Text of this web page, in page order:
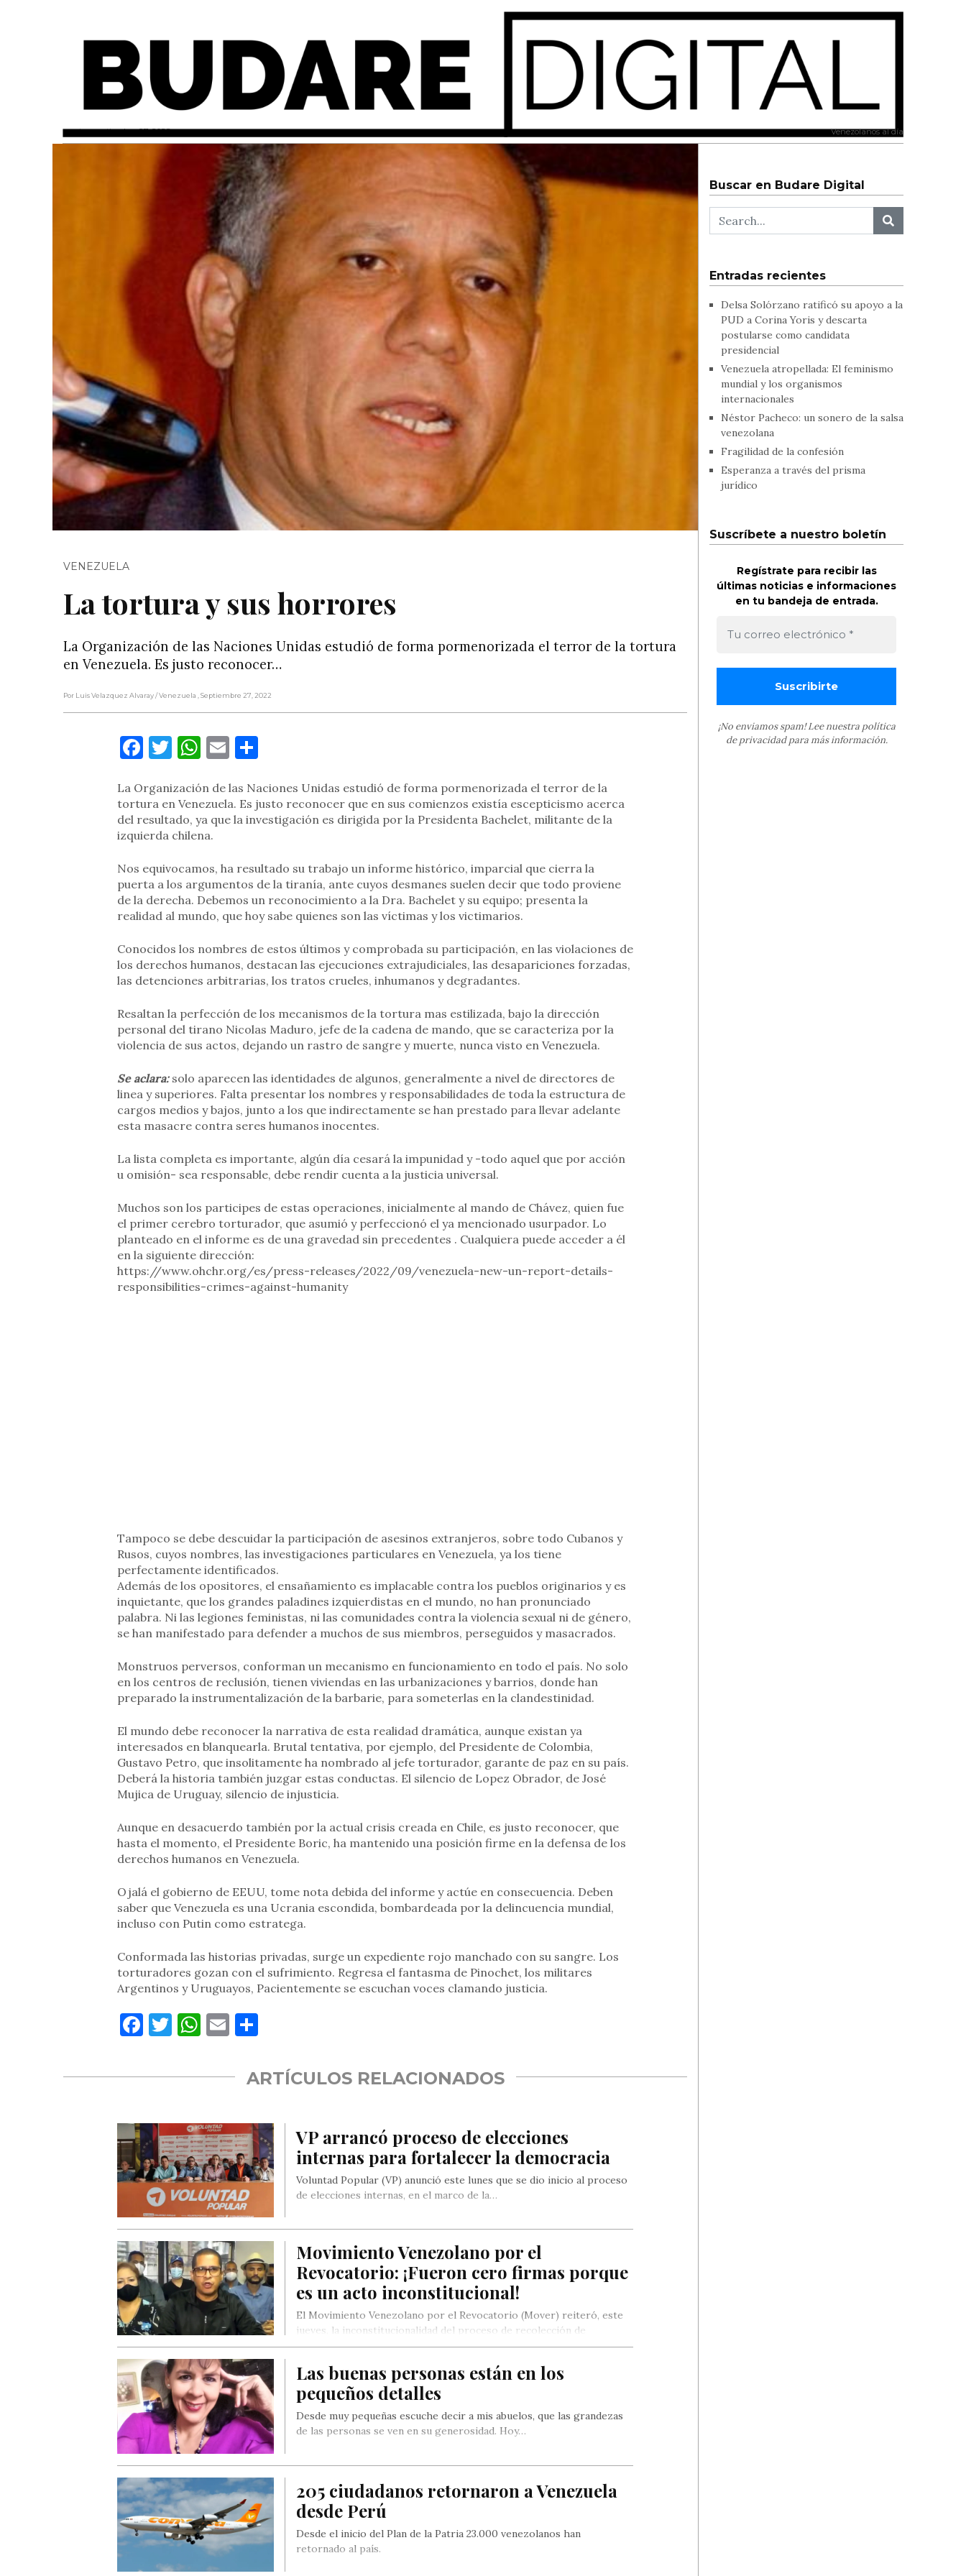
martes, septiembre 27, 2022 Venezolanos al día
VENEZUELA
La tortura y sus horrores
La Organización de las Naciones Unidas estudió de forma pormenorizada el terror de la tortura
en Venezuela. Es justo reconocer…
Por Luis Velazquez Alvaray/ Venezuela , Septiembre 27, 2022
Facebook
Twitter
WhatsApp
EmailCompartir
La Organización de las Naciones Unidas estudió de forma pormenorizada el terror de la
tortura en Venezuela. Es justo reconocer que en sus comienzos existía escepticismo acerca
del resultado, ya que la investigación es dirigida por la Presidenta Bachelet, militante de la
izquierda chilena.
Nos equivocamos, ha resultado su trabajo un informe histórico, imparcial que cierra la
puerta a los argumentos de la tiranía, ante cuyos desmanes suelen decir que todo proviene
de la derecha. Debemos un reconocimiento a la Dra. Bachelet y su equipo; presenta la
realidad al mundo, que hoy sabe quienes son las víctimas y los victimarios.
Conocidos los nombres de estos últimos y comprobada su participación, en las violaciones de
los derechos humanos, destacan las ejecuciones extrajudiciales, las desapariciones forzadas,
las detenciones arbitrarias, los tratos crueles, inhumanos y degradantes.
Resaltan la perfección de los mecanismos de la tortura mas estilizada, bajo la dirección
personal del tirano Nicolas Maduro, jefe de la cadena de mando, que se caracteriza por la
violencia de sus actos, dejando un rastro de sangre y muerte, nunca visto en Venezuela.
Se aclara:solo aparecen las identidades de algunos, generalmente a nivel de directores de
linea y superiores. Falta presentar los nombres y responsabilidades de toda la estructura de
cargos medios y bajos, junto a los que indirectamente se han prestado para llevar adelante
esta masacre contra seres humanos inocentes.
La lista completa es importante, algún día cesará la impunidad y -todo aquel que por acción
u omisión- sea responsable, debe rendir cuenta a la justicia universal.
Muchos son los participes de estas operaciones, inicialmente al mando de Chávez, quien fue
el primer cerebro torturador, que asumió y perfeccionó el ya mencionado usurpador. Lo
planteado en el informe es de una gravedad sin precedentes . Cualquiera puede acceder a él
en la siguiente dirección:
https://www.ohchr.org/es/press-releases/2022/09/venezuela-new-un-report-details-
responsibilities-crimes-against-humanity
Tampoco se debe descuidar la participación de asesinos extranjeros, sobre todo Cubanos y
Rusos, cuyos nombres, las investigaciones particulares en Venezuela, ya los tiene
perfectamente identificados.
Además de los opositores, el ensañamiento es implacable contra los pueblos originarios y es
inquietante, que los grandes paladines izquierdistas en el mundo, no han pronunciado
palabra. Ni las legiones feministas, ni las comunidades contra la violencia sexual ni de género,
se han manifestado para defender a muchos de sus miembros, perseguidos y masacrados.
Monstruos perversos, conforman un mecanismo en funcionamiento en todo el país. No solo
en los centros de reclusión, tienen viviendas en las urbanizaciones y barrios, donde han
preparado la instrumentalización de la barbarie, para someterlas en la clandestinidad.
El mundo debe reconocer la narrativa de esta realidad dramática, aunque existan ya
interesados en blanquearla. Brutal tentativa, por ejemplo, del Presidente de Colombia,
Gustavo Petro, que insolitamente ha nombrado al jefe torturador, garante de paz en su país.
Deberá la historia también juzgar estas conductas. El silencio de Lopez Obrador, de José
Mujica de Uruguay, silencio de injusticia.
Aunque en desacuerdo también por la actual crisis creada en Chile, es justo reconocer, que
hasta el momento, el Presidente Boric, ha mantenido una posición firme en la defensa de los
derechos humanos en Venezuela.
Ojalá el gobierno de EEUU, tome nota debida del informe y actúe en consecuencia. Deben
saber que Venezuela es una Ucrania escondida, bombardeada por la delincuencia mundial,
incluso con Putin como estratega.
Conformada las historias privadas, surge un expediente rojo manchado con su sangre. Los
torturadores gozan con el sufrimiento. Regresa el fantasma de Pinochet, los militares
Argentinos y Uruguayos, Pacientemente se escuchan voces clamando justicia.
Facebook
Twitter
WhatsApp
EmailCompartir
ARTÍCULOS RELACIONADOS
VP arrancó proceso de elecciones
internas para fortalecer la democracia
Voluntad Popular (VP) anunció este lunes que se dio inicio al proceso
de elecciones internas, en el marco de la…
Movimiento Venezolano por el
Revocatorio: ¡Fueron cero firmas porque
es un acto inconstitucional!
El Movimiento Venezolano por el Revocatorio (Mover) reiteró, este
jueves, la inconstitucionalidad del proceso de recolección de
voluntades convocado por…
Las buenas personas están en los
pequeños detalles
Desde muy pequeñas escuche decir a mis abuelos, que las grandezas
de las personas se ven en su generosidad. Hoy…
205 ciudadanos retornaron a Venezuela
desde Perú
Desde el inicio del Plan de la Patria 23.000 venezolanos han
retornado al país.
Buscar en Budare Digital
Entradas recientes
Delsa Solórzano ratificó su apoyo a la
PUD a Corina Yoris y descarta
postularse como candidata
presidencial
Venezuela atropellada: El feminismo
mundial y los organismos
internacionales
Néstor Pacheco: un sonero de la salsa
venezolana
Fragilidad de la confesión
Esperanza a través del prisma
jurídico
Suscríbete a nuestro boletín
Regístrate para recibir las
últimas noticias e informaciones
en tu bandeja de entrada.
¡No enviamos spam! Lee nuestra política
de privacidadpara más información.